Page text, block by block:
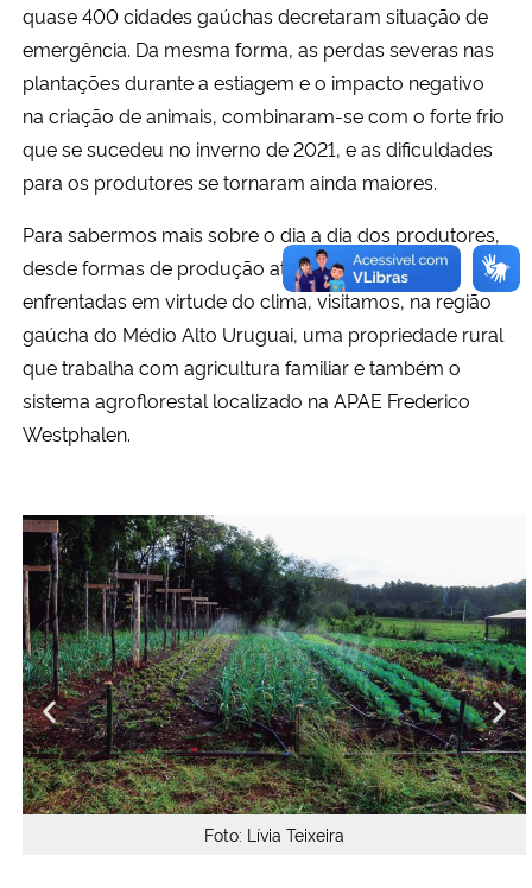
quase 400 cidades gaúchas decretaram situação de
emergência. Da mesma forma, as perdas severas nas
plantações durante a estiagem e o impacto negativo
na criação de animais, combinaram-se com o forte frio
que se sucedeu no inverno de 2021, e as dificuldades
para os produtores se tornaram ainda maiores.
Para sabermos mais sobre o dia a dia dos produtores,
desde formas de produção até adversidades
enfrentadas em virtude do clima, visitamos, na região
gaúcha do Médio Alto Uruguai, uma propriedade rural
que trabalha com agricultura familiar e também o
sistema agroflorestal localizado na APAE Frederico
Westphalen.